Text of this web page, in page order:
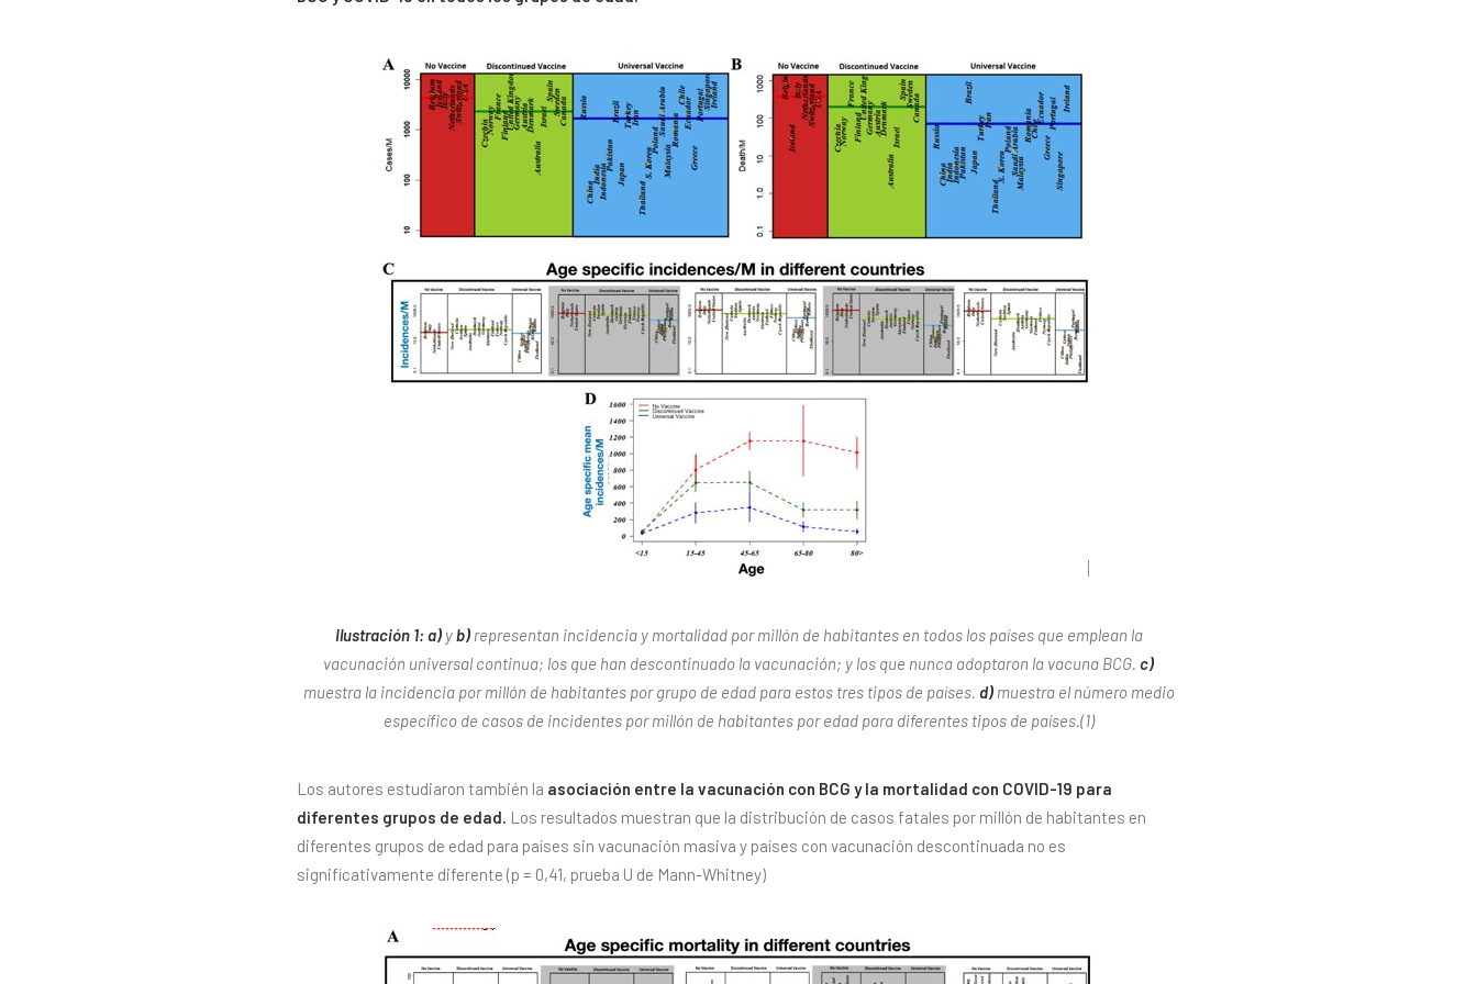
Ilustración 1: a)yb)representan incidencia y mortalidad por millón de habitantes en todos los países que emplean la
vacunación universal continua; los que han descontinuado la vacunación; y los que nunca adoptaron la vacuna BCG. c)
muestra la incidencia por millón de habitantes por grupo de edad para estos tres tipos de países. d)muestra el número medio
específico de casos de incidentes por millón de habitantes por edad para diferentes tipos de países.(1)
Los autores estudiaron también la asociación entre la vacunación con BCG y la mortalidad con COVID-19 para
diferentes grupos de edad. Los resultados muestran que la distribución de casos fatales por millón de habitantes en
diferentes grupos de edad para países sin vacunación masiva y países con vacunación descontinuada no es
significativamente diferente (p = 0,41, prueba U de Mann-Whitney)